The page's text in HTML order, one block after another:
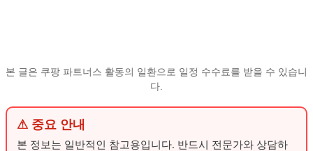
본 글은 쿠팡 파트너스 활동의 일환으로 일정 수수료를 받을 수 있습니
다.
⚠ 중요 안내
본 정보는 일반적인 참고용입니다. 반드시 전문가와 상담하